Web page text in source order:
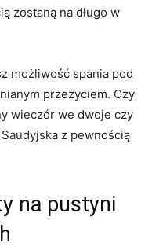
zostaną⁢ na długo w
możliwość spania pod
⁢przeżyciem. Czy
wieczór ⁣we dwoje czy
z pewnością
na pustyni